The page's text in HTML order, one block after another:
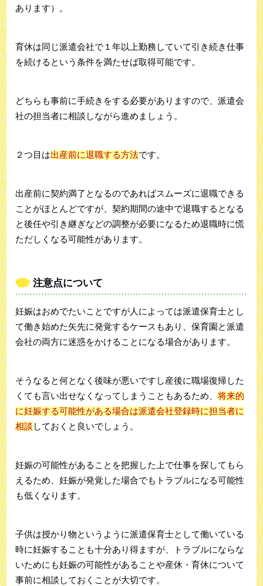
あります）。
育休は同じ派遣会社で１年以上勤務していて引き続き仕事
を続けるという条件を満たせば取得可能です。
どちらも事前に手続きをする必要がありますので、派遣会
社の担当者に相談しながら進めましょう。
２つ目は出産前に退職する方法です。
出産前に契約満了となるのであればスムーズに退職できる
ことがほとんどですが、契約期間の途中で退職するとなる
と後任や引き継ぎなどの調整が必要になるため退職時に慌
ただしくなる可能性があります。
注意点について
妊娠はおめでたいことですが人によっては派遣保育士とし
て働き始めた矢先に発覚するケースもあり、保育園と派遣
会社の両方に迷惑をかけることになる場合があります。
そうなると何となく後味が悪いですし産後に職場復帰した
くても言い出せなくなってしまうこともあるため、将来的
に妊娠する可能性がある場合は派遣会社登録時に担当者に
相談 しておくと良いでしょう。
妊娠の可能性があることを把握した上で仕事を探してもら
えるため、妊娠が発覚した場合でもトラブルになる可能性
も低くなります。
子供は授かり物というように派遣保育士として働いている
時に妊娠することも十分あり得ますが、トラブルにならな
いためにも妊娠の可能性があることや産休・育休について
事前に相談しておくことが大切です。